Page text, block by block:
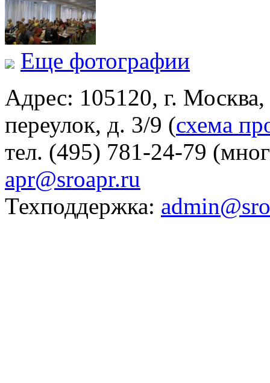
Еще фотографии
Адрес: 105120, г.
переулок, д. 3/9 (схема
тел. (495) 781-24-79
apr@sroapr.ru
Техподдержка: